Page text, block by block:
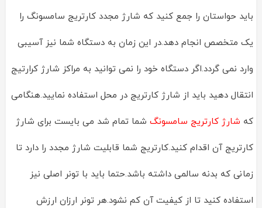
باید حواستان را جمع کنید که شارژ مجدد کارتریج سامسونگ را
یک متخصص انجام دهد.در این زمان به دستگاه شما نیز آسیبی
وارد نمی گردد.اگر دستگاه خود را نمی توانید به مراکز شارژ کرارتیج
انتقال دهید باید از شارژ کارتریج در محل استفاده نمایید.هنگامی
که شارژ کارتریج سامسونگ شما تمام شد می بایست برای شارژ
کارتریج آن اقدام کنید.کارتریج شما قابلیت شارژ مجدد را دارد تا
زمانی که بدنه سالمی داشته باشد.حتما باید با تونر اصلی نیز
استفاده کنید تا از کیفیت آن کم نشود.هر تونر ارزان ارزش